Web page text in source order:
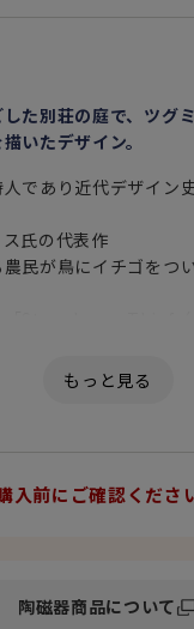
た別荘の庭で、ツグ
いたデザイン。
であり近代デザイン
氏の代表作
農民が鳥にイチゴをつ
スの数あるデザインの
います。
うとしましたが、食い
入前にご確認くださ
陶磁器商品について